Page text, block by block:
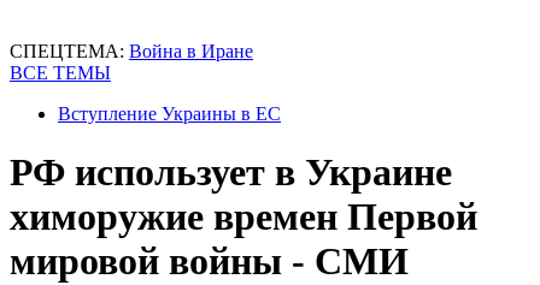
СПЕЦТЕМА: Война в Иране
ВСЕ ТЕМЫ
Вступление Украины в ЕС
РФ использует в Украине
химоружие времен Первой
мировой войны - СМИ